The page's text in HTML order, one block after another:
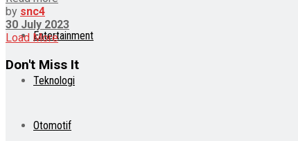
Entertainment
Teknologi
Otomotif
by snc4
30 July 2023
Load More
Don't Miss It